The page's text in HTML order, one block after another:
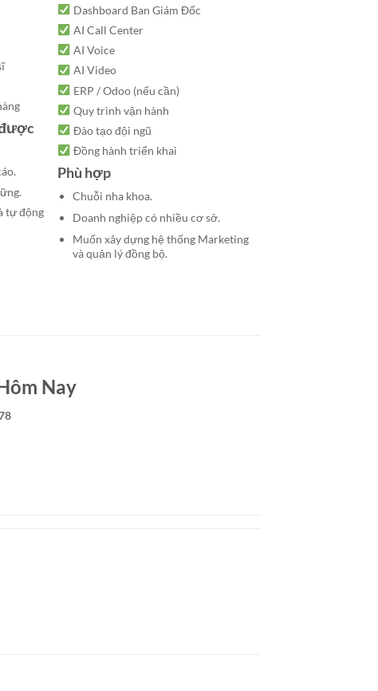
tự động
Dashboard Ban Giám Đốc
AI Call Center
AI Voice
AI Video
ERP / Odoo (nếu cần)
Quy trình vận hành
Đào tạo đội ngũ
Đồng hành triển khai
Phù hợp
Chuỗi nha khoa.
Doanh nghiệp có nhiều cơ sở.
Muốn xây dựng hệ thống Marketing
và quản lý đồng bộ.
Nay